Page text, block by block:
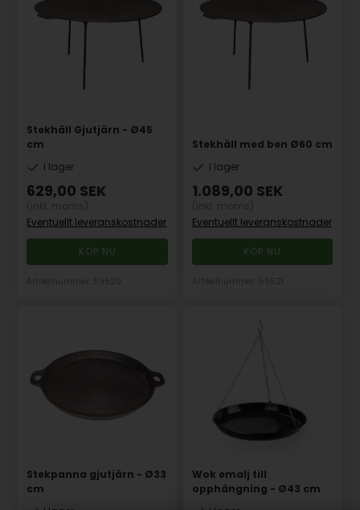
Stekhäll Gjutjärn - Ø45
cm
I lager
629,00 SEK
Eventuellt leveranskostnader
Stekhäll med ben Ø60 cm
I lager
1.089,00 SEK
Eventuellt leveranskostnader
Stekpanna gjutjärn - Ø33
cm
Wok emalj till
opphängning - Ø43 cm